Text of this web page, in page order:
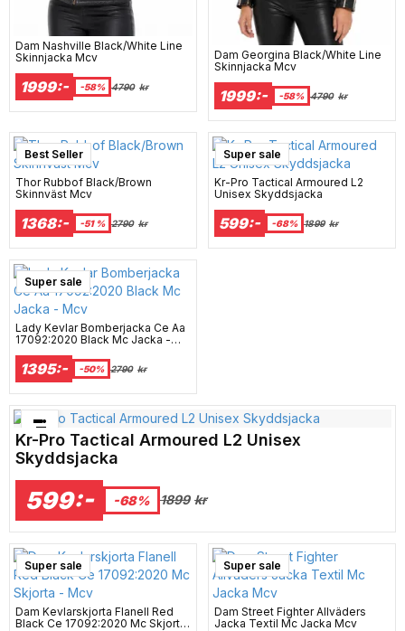
Dam Nashville Black/White Line
Skinnjacka Mcv
1999:- -58% 4790 kr
Dam Georgina Black/White Line
Skinnjacka Mcv
1999:- -58% 4790 kr
Best Seller
Thor Rubbof Black/Brown
Skinnväst Mcv
1368:- -51 % 2790 kr
Super sale
Kr-Pro Tactical Armoured L2
Unisex Skyddsjacka
599:- -68% 1899 kr
Super sale
Lady Kevlar Bomberjacka Ce Aa
17092:2020 Black Mc Jacka -
1395:- -50% 2790 kr
Bästsäljare just nu!
Kr-Pro Tactical Armoured L2 Unisex
Skyddsjacka
599:- -68% 1899 kr
Super sale
Dam Kevlarskjorta Flanell Red
Black Ce 17092:2020 Mc Skjorta
Super sale
Dam Street Fighter Allväders
Jacka Textil Mc Jacka Mcv